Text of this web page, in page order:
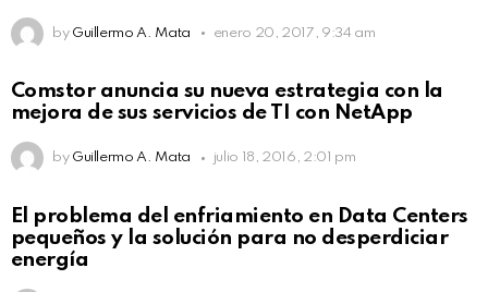
by Guillermo A. Mata enero 20, 2017, 9:34 am
Comstor anuncia su nueva estrategia con la
mejora de sus servicios de TI con NetApp
by Guillermo A. Mata julio 18, 2016, 2:01 pm
El problema del enfriamiento en Data Centers
pequeños y la solución para no desperdiciar
energía